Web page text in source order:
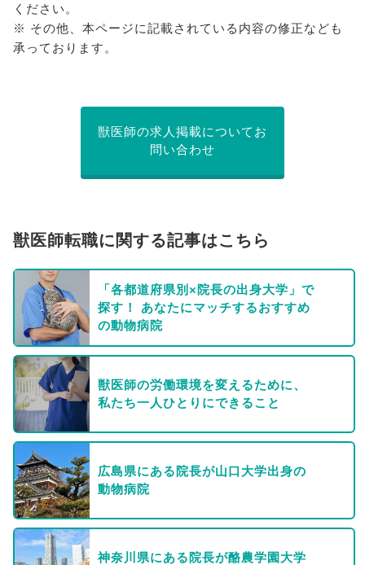
ください。
※ その他、本ページに記載されている内容の修正なども
承っております。
獣医師の求人掲載についてお
問い合わせ
獣医師転職に関する記事はこちら
「各都道府県別×院長の出身大学」で
探す！ あなたにマッチするおすすめ
の動物病院
獣医師の労働環境を変えるために、
私たち一人ひとりにできること
広島県にある院長が山口大学出身の
動物病院
神奈川県にある院長が酪農学園大学